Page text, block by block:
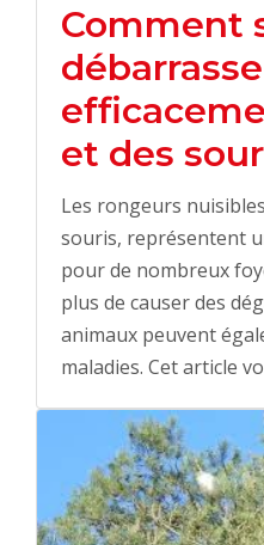
Comment
et des
Les rongeurs
souris, représentent
pour de nombreux
plus de causer des
animaux peuvent
maladies. Cet article